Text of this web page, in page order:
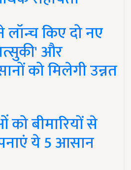
किए दो नए
और
को मिलेगी उन्नत
बीमारियों से
ये 5 आसान